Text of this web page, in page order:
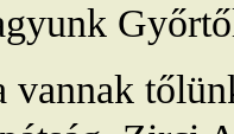
vannak